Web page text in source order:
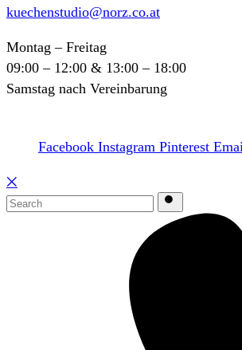
kuechenstudio@norz.co.at
Montag – Freitag
09:00 – 12:00 & 13:00 – 18:00
Samstag nach Vereinbarung
Facebook Instagram Pinterest
྾